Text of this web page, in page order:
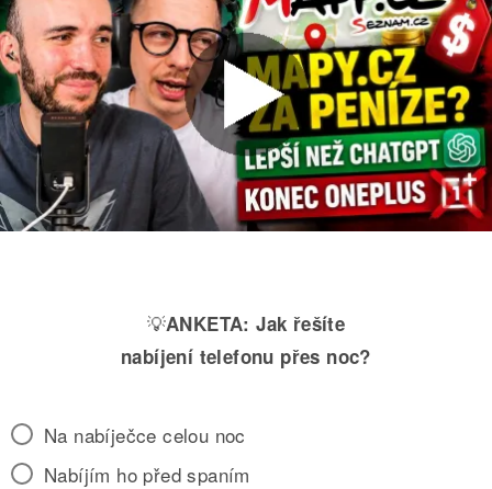
💡ANKETA: Jak řešíte
nabíjení telefonu přes noc?
Na nabíječce celou noc
Nabíjím ho před spaním